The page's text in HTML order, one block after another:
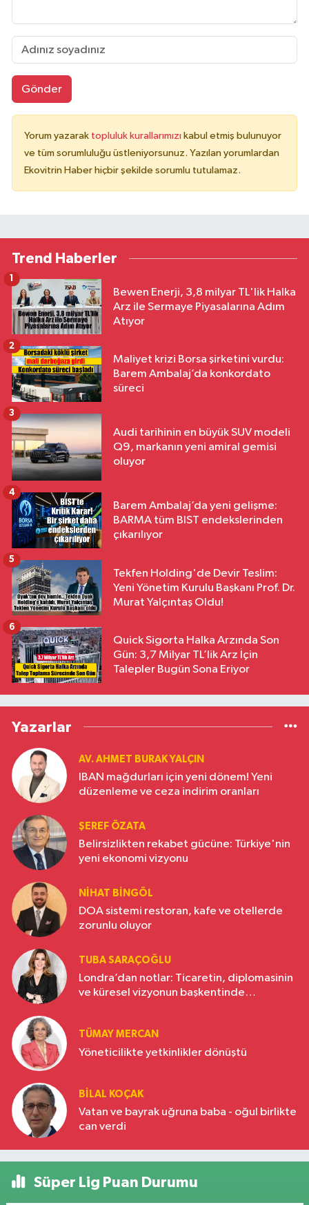
Gönder
Yorum yazarak topluluk kurallarımızı kabul etmiş bulunuyor
ve tüm sorumluluğu üstleniyorsunuz. Yazılan yorumlardan
Ekovitrin Haber hiçbir şekilde sorumlu tutulamaz.
Trend Haberler
Bewen Enerji, 3,8 milyar TL'lik Halka
Arz ile Sermaye Piyasalarına Adım
Atıyor
1
Maliyet krizi Borsa şirketini vurdu:
Barem Ambalaj’da konkordato
süreci
2
Audi tarihinin en büyük SUV modeli
Q9, markanın yeni amiral gemisi
oluyor
3
Barem Ambalaj’da yeni gelişme:
BARMA tüm BIST endekslerinden
çıkarılıyor
4
Tekfen Holding'de Devir Teslim:
Yeni Yönetim Kurulu Başkanı Prof. Dr.
Murat Yalçıntaş Oldu!
5
Quick Sigorta Halka Arzında Son
Gün: 3,7 Milyar TL’lik Arz İçin
Talepler Bugün Sona Eriyor
6
Yazarlar
AV. AHMET BURAK YALÇIN
IBAN mağdurları için yeni dönem! Yeni
düzenleme ve ceza indirim oranları
ŞEREF ÖZATA
Belirsizlikten rekabet gücüne: Türkiye'nin
yeni ekonomi vizyonu
NIHAT BINGÖL
DOA sistemi restoran, kafe ve otellerde
zorunlu oluyor
TUBA SARAÇOĞLU
Londra’dan notlar: Ticaretin, diplomasinin
ve küresel vizyonun başkentinde
TÜMAY MERCAN
Yöneticilikte yetkinlikler dönüştü
BILAL KOÇAK
Vatan ve bayrak uğruna baba - oğul birlikte
can verdi
Süper Lig Puan Durumu